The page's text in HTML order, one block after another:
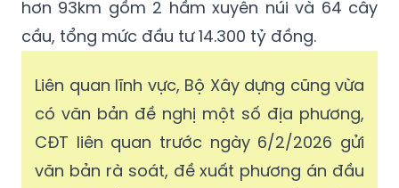
giao đường vào khu kinh tế cửa khẩu Trà
Lĩnh (Cao Bằng). Giai đoạn 1 của dự án dài
cầu, tổng mức đầu tư 14.300 tỷ đồng.
Liên quan lĩnh vực, Bộ Xây dựng cũng vừa
có văn bản đề nghị một số địa phương,